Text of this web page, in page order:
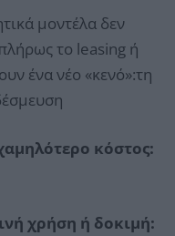
μοντέλα δεν
το leasing ή
ένα νέο «κενό»:τη
κόστος:
χρήση ή δοκιμή: